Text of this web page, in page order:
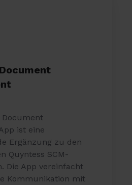
Document
ist eine
Ergänzung zu den
Quyntess SCM-
Die App vereinfacht
Kommunikation mit